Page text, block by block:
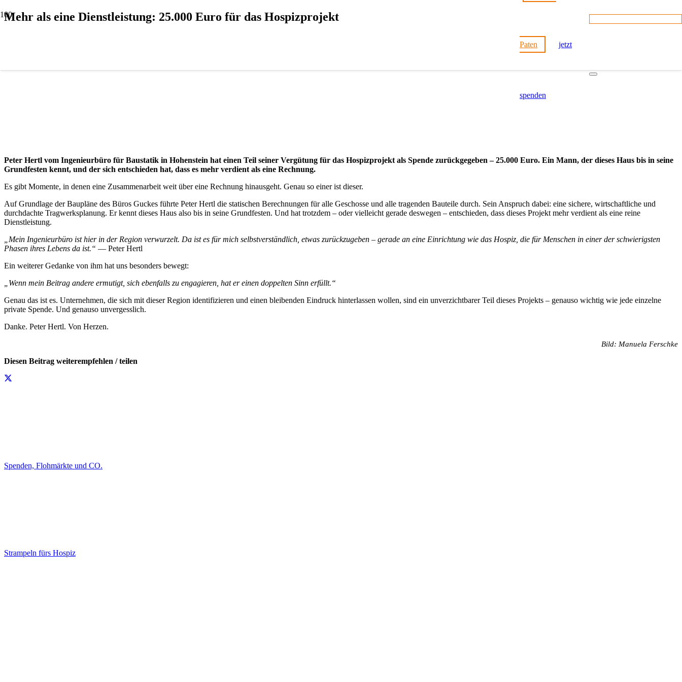
Paten jetzt
spenden
Mehr als eine Dienstleistung: 25.000 Euro für das Hospizprojekt
Peter Hertl vom Ingenieurbüro für Baustatik in Hohenstein hat einen Teil seiner Vergütung für das Hospizprojekt als Spende zurückgegeben – 25.000 Euro. Ein Mann, der dieses Haus bis in seine
Grundfesten kennt, und der sich entschieden hat, dass es mehr verdient als eine Rechnung.
Es gibt Momente, in denen eine Zusammenarbeit weit über eine Rechnung hinausgeht. Genau so einer ist dieser.
Auf Grundlage der Baupläne des Büros Guckes führte Peter Hertl die statischen Berechnungen für alle Geschosse und alle tragenden Bauteile durch. Sein Anspruch dabei: eine sichere, wirtschaftliche und
durchdachte Tragwerksplanung. Er kennt dieses Haus also bis in seine Grundfesten. Und hat trotzdem – oder vielleicht gerade deswegen – entschieden, dass dieses Projekt mehr verdient als eine reine
Dienstleistung.
„Mein Ingenieurbüro ist hier in der Region verwurzelt. Da ist es für mich selbstverständlich, etwas zurückzugeben – gerade an eine Einrichtung wie das Hospiz, die für Menschen in einer der schwierigsten
Phasen ihres Lebens da ist.“ — Peter Hertl
Ein weiterer Gedanke von ihm hat uns besonders bewegt:
„Wenn mein Beitrag andere ermutigt, sich ebenfalls zu engagieren, hat er einen doppelten Sinn erfüllt.“
Genau das ist es. Unternehmen, die sich mit dieser Region identifizieren und einen bleibenden Eindruck hinterlassen wollen, sind ein unverzichtbarer Teil dieses Projekts – genauso wichtig wie jede einzelne
private Spende. Und genauso unvergesslich.
Danke. Peter Hertl. Von Herzen.
Bild: Manuela Ferschke
Diesen Beitrag weiterempfehlen / teilen
Spenden, Flohmärkte und CO.
Strampeln fürs Hospiz